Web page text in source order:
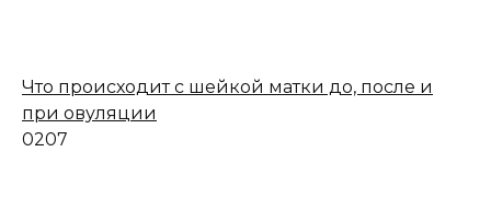
Что происходит с шейкой матки до, после и
при овуляции
0207